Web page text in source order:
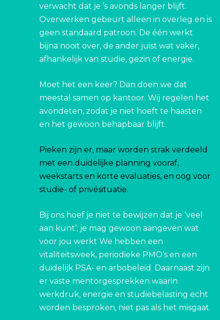
verwacht dat je ’s avonds langer blijft.
Overwerken gebeurt alleen in overleg en is
geen standaard patroon. De één werkt
bijna nooit over, de ander juist wat vaker,
afhankelijk van studie, gezin of energie.
Moet het een keer? Dan doen we dat
meestal samen op kantoor. Wij regelen het
avondeten, zodat je niet hoeft te haasten
en het gewoon behapbaar blijft.
Pieken zijn er, maar worden strak verdeeld
met een duidelijke planning vooraf,
weekstarts en korte evaluaties, en oog voor
studie- of privésituatie.
Bij ons hoef je niet te bewijzen dat je ‘veel
aan kunt’; je mag gewoon aangeven wat
voor jou werkt We hebben een
vitaliteitsweek, periodieke PMO’s en een
duidelijk PSA- en arbobeleid. Daarnaast zijn
er vaste mentor­gesprekken waarin
werkdruk, energie en studiebelasting echt
worden besproken, niet pas als het misgaat.